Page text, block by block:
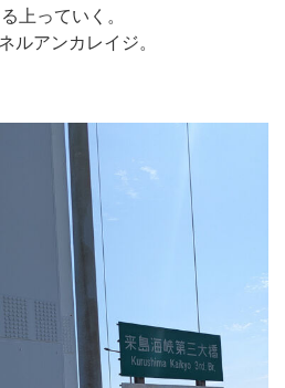
上っていく。
ルアンカレイジ。